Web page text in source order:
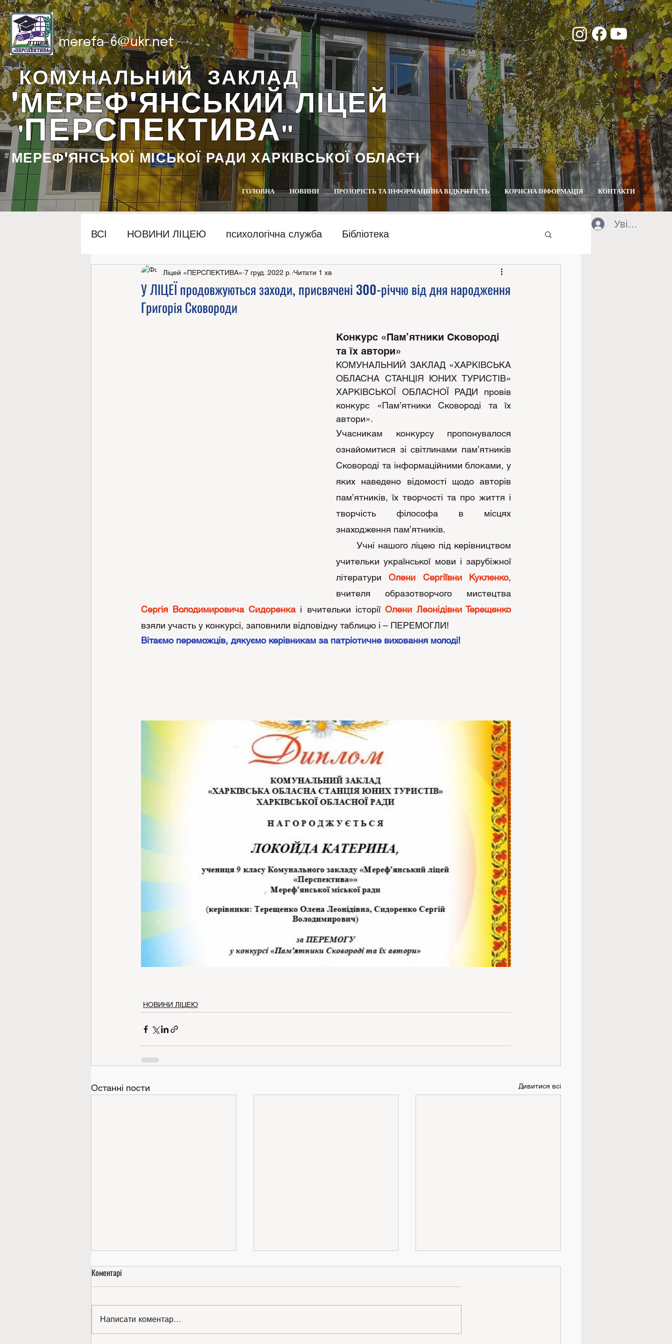
merefa-6@ukr.net
КОМУНАЛЬНИЙ ЗАКЛАД
"МЕРЕФ'ЯНСЬКИЙ ЛІЦЕЙ
"ПЕРСПЕКТИВА""
МЕРЕФ'ЯНСЬКОЇ МІСЬКОЇ РАДИ ХАРКІВСЬКОЇ ОБЛАСТІ
ГОЛОВНА НОВИНИ ПРОЗОРІСТЬ ТА ІНФОРМАЦІЙНА ВІДКРИТІСТЬ КОРИСНА ІНФОРМАЦІЯ КОНТАКТИ
ВСІ НОВИНИ ЛІЦЕЮ психологічна служба Бібліотека
У ЛІЦЕЇ продовжуються заходи, присвячені 300-річчю від дня народження
Григорія Сковороди
Ліцей «ПЕРСПЕКТИВА» 7 груд. 2022 р. Читати 1 хв
Конкурс «Пам’ятники Сковороді
та їх автори»
КОМУНАЛЬНИЙ ЗАКЛАД «ХАРКІВСЬКА
ОБЛАСНА СТАНЦІЯ ЮНИХ ТУРИСТІВ»
ХАРКІВСЬКОЇ ОБЛАСНОЇ РАДИ провів
конкурс «Пам’ятники Сковороді та їх
автори».
Учасникам конкурсу пропонувалося
ознайомитися зі світлинами пам’ятників
Сковороді та інформаційними блоками, у
яких наведено відомості щодо авторів
пам’ятників, їх творчості та про життя і
творчість філософа в місцях
знаходження пам’ятників.
	Учні нашого ліцею під керівництвом
учительки української мови і зарубіжної
літератури Олени Сергіївни Кукленко,
Сергія Володимировича Сидоренка і вчительки історії Олени Леонідівни Терещенко
взяли участь у конкурсі, заповнили відповідну таблицю і – ПЕРЕМОГЛИ!
Вітаємо переможців, дякуємо керівникам за патріотичне виховання молоді!
НОВИНИ ЛІЦЕЮ
Останні пости Дивитися всі
Коментарі
Написати коментар...
Увійти